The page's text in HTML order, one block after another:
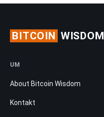
BITCOIN WISDOM
UM
About Bitcoin Wisdom
Kontakt